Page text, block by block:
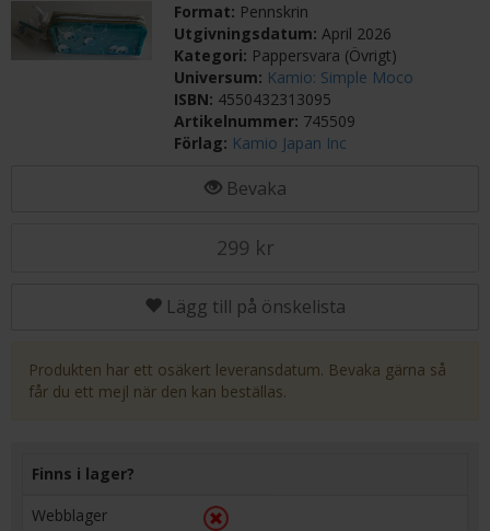
Format: Pennskrin
Utgivningsdatum:April 2026
Kategori: Pappersvara (Övrigt)
Universum: Kamio: Simple Moco
ISBN: 4550432313095
Artikelnummer: 745509
Förlag: Kamio Japan Inc
Bevaka
299 kr
Lägg till på önskelista
Produkten har ett osäkert leveransdatum. Bevaka gärna så
får du ett mejl när den kan beställas.
Finns i lager?
Webblager